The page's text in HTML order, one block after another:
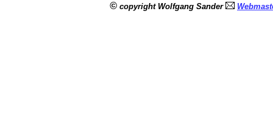
© copyright Wolfgang Sander